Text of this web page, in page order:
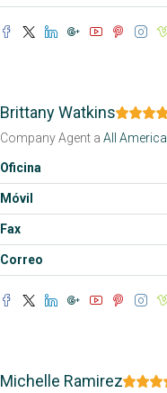
Brittany Watkins
Company Agenta All
Oficina
Móvil
Fax
Correo
Michelle Ramirez